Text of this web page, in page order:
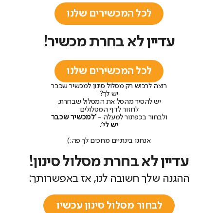
לכל המכשירים שלנו
עדיין לא בחרת מכשיר!
לכל המכשירים שלנו
רוצה לרכוש רק מסלול סינון למכשיר שכבר
יש לך?
יש להסיר מהסל את המסלול שבחרת,
לחזור לדף המסלולים
ולבחור בכפתור למעלה - 'למכשיר שכבר
יש לי'.
אנחנו בינתיים מחכים לך פה:)
עדיין לא בחרת מסלול סינון!
ההגנה שלך חשובה לנו, אז באפשרותך:
לבחור מסלול סינון עכשיו